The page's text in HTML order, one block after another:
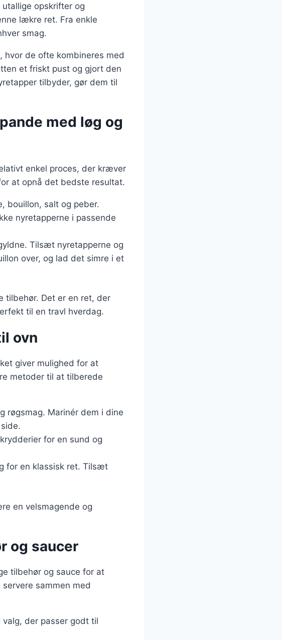
opskrifter og
lækre ret. Fra enkle
smag.
de ofte kombineres med
et friskt pust og gjort den
tilbyder, gør dem til
med løg og
enkel proces, der kræver
at opnå det bedste resultat.
bouillon, salt og peber.
nyretapperne i passende
Tilsæt nyretapperne og
over, og lad det simre i et
tilbehør. Det er en ret, der
til en travl hverdag.
ovn
giver mulighed for at
metoder til at tilberede
røgsmag. Marinér dem i dine
for en sund og
for en klassisk ret. Tilsæt
en velsmagende og
og saucer
tilbehør og sauce for at
sammen med
der passer godt til